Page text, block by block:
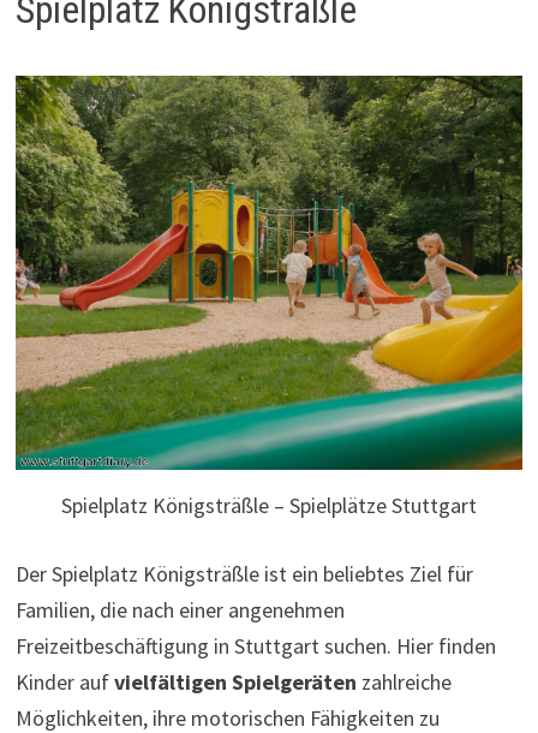
Spielplatz Königsträßle
Spielplatz Königsträßle – Spielplätze Stuttgart
Der Spielplatz Königsträßle ist ein beliebtes Ziel für
Familien, die nach einer angenehmen
Freizeitbeschäftigung in Stuttgart suchen. Hier finden
Kinder aufvielfältigen Spielgeräten zahlreiche
Möglichkeiten, ihre motorischen Fähigkeiten zu